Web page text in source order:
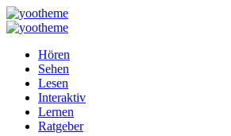
Hören
Sehen
Lesen
Interaktiv
Lernen
Ratgeber